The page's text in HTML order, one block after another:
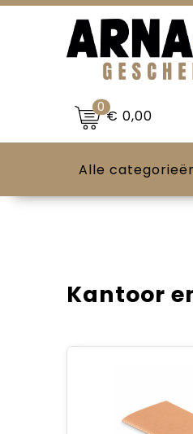
0€ 0,00
Alle
Kantoor